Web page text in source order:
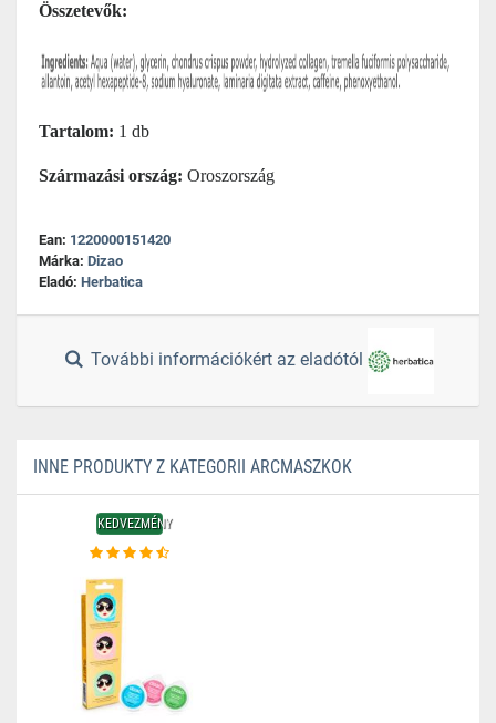
Összetevők:
Tartalom: 1 db
Származási ország: Oroszország
Ean: 1220000151420
Márka: Dizao
Eladó: Herbatica
További információkért az eladótól
INNE PRODUKTY Z KATEGORII ARCMASZKOK
KEDVEZMÉNY